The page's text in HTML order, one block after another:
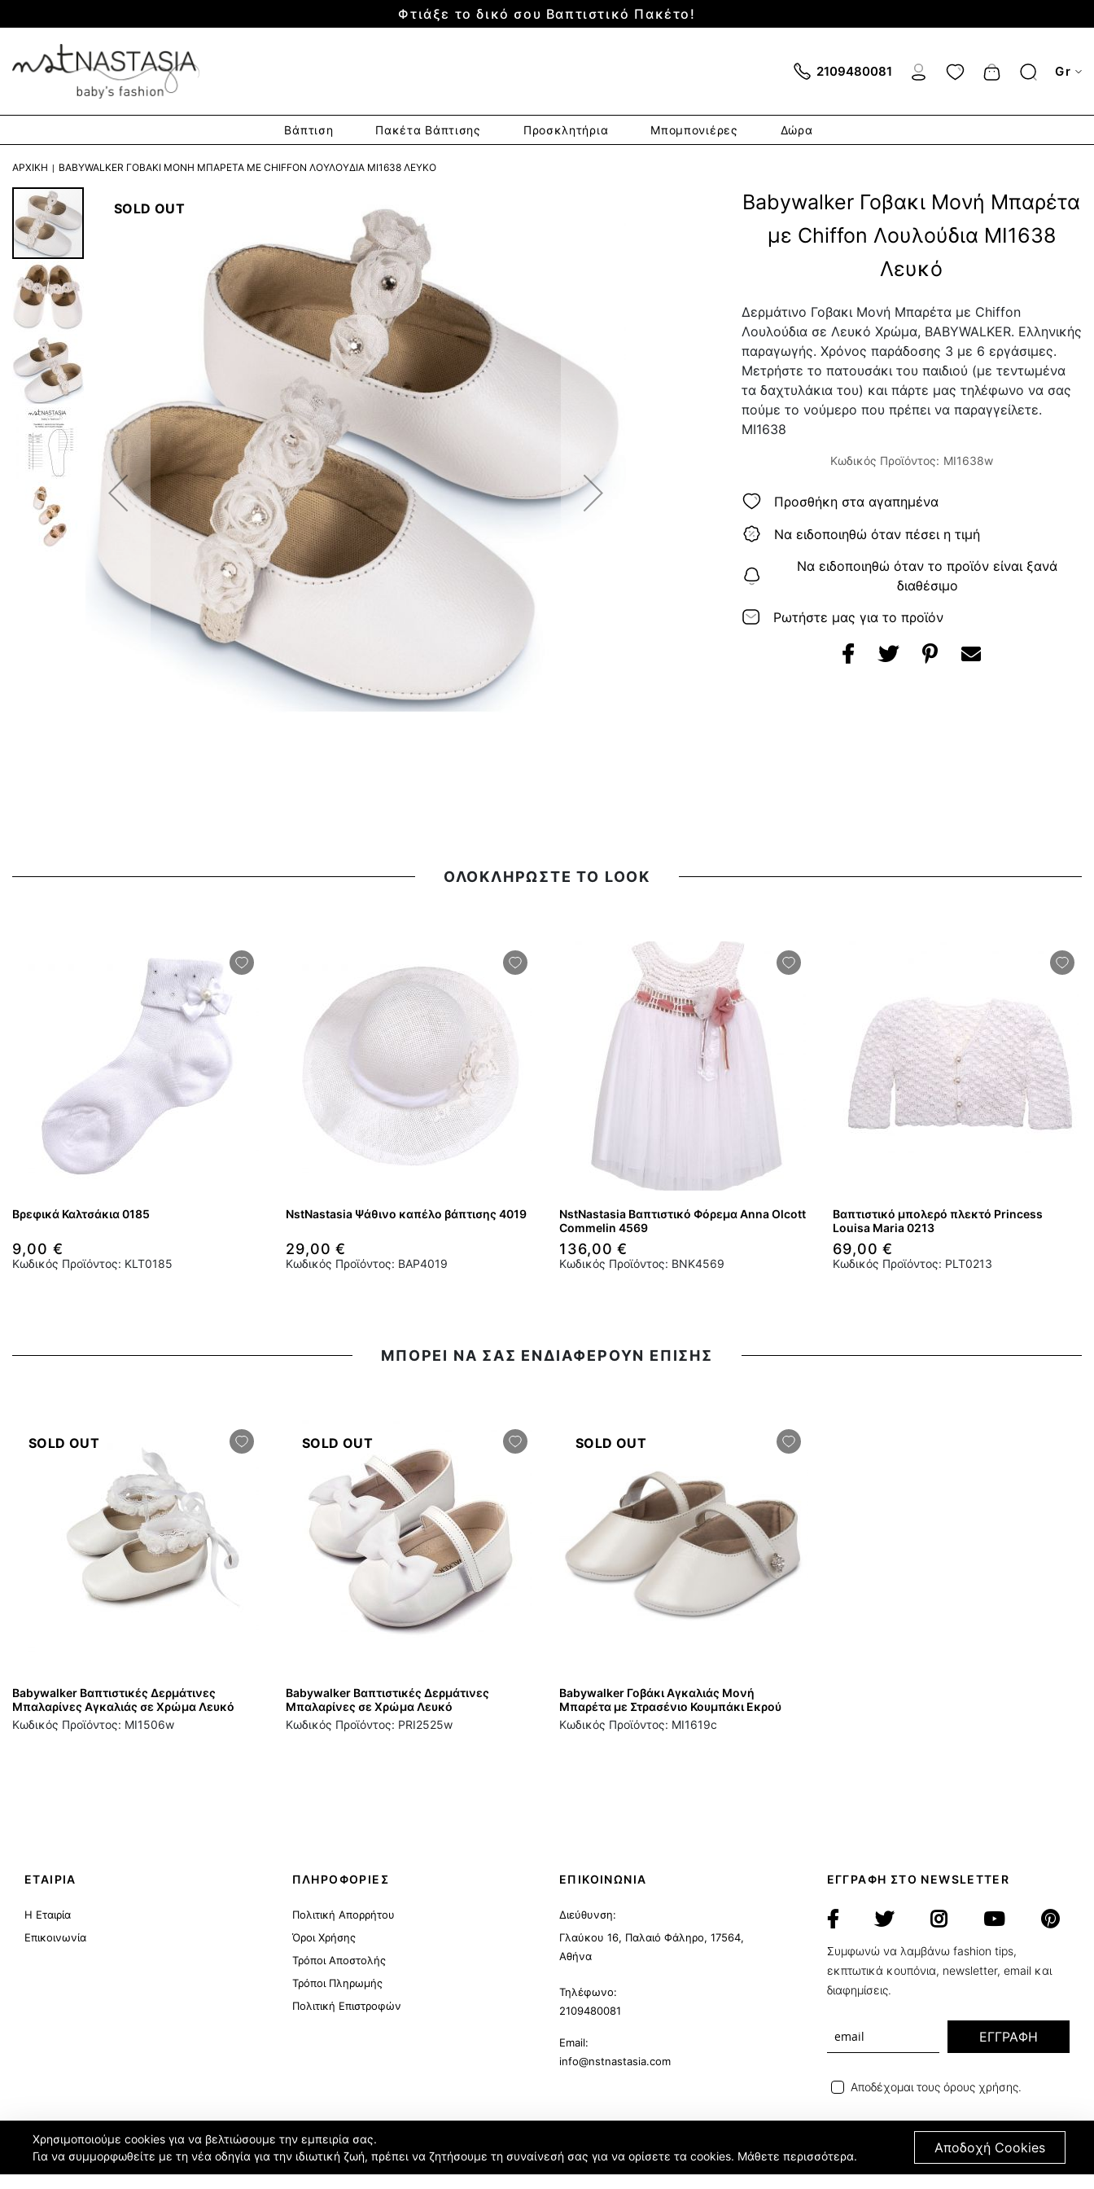
Χρησιμοποιούμε cookies για να βελτιώσουμε την εμπειρία σας.
Για να συμμορφωθείτε με τη νέα οδηγία για την ιδιωτική ζωή, πρέπει να ζητήσουμε τη συναίνεσή σας για να ορίσετε τα cookies. Μάθετε περισσότερα.
Αποδοχή Cookies
Φτιάξε το δικό σου Βαπτιστικό Πακέτο!
2109480081 Cart Gr
Βάπτιση Πακέτα Βάπτισης Προσκλητήρια Μπομπονιέρες Δώρα
ΑΡΧΙΚΉ BABYWALKER ΓΟΒΑΚΙ ΜΟΝΉ ΜΠΑΡΈΤΑ ΜΕ CHIFFON ΛΟΥΛΟΎΔΙΑ MI1638 ΛΕΥΚΌ
SOLD OUT
Babywalker Γοβακι Μονή Μπαρέτα
με Chiffon Λουλούδια MI1638
Λευκό
Δερμάτινο Γοβακι Μονή Μπαρέτα με Chiffon
Λουλούδια σε Λευκό Χρώμα, BABYWALKER. Ελληνικής
παραγωγής. Χρόνος παράδοσης 3 με 6 εργάσιμες.
Μετρήστε το πατουσάκι του παιδιού (με τεντωμένα
τα δαχτυλάκια του) και πάρτε μας τηλέφωνο να σας
πούμε το νούμερο που πρέπει να παραγγείλετε.
MI1638
Κωδικός Προϊόντος: MI1638w
Προσθήκη στα αγαπημένα
Να ειδοποιηθώ όταν πέσει η τιμή
Να ειδοποιηθώ όταν το προϊόν είναι ξανά
διαθέσιμο
Ρωτήστε μας για το προϊόν
ΟΛΟΚΛΗΡΩΣΤΕ ΤΟ LOOK
Βρεφικά Καλτσάκια 0185
9,00 €
Κωδικός Προϊόντος: KLT0185
NstNastasia Ψάθινο καπέλο βάπτισης 4019
29,00 €
Κωδικός Προϊόντος: BAP4019
NstNastasia Βαπτιστικό Φόρεμα Anna Olcott
Commelin 4569
136,00 €
Κωδικός Προϊόντος: BNK4569
Βαπτιστικό μπολερό πλεκτό Princess
Louisa Maria 0213
69,00 €
Κωδικός Προϊόντος: PLT0213
ΜΠΟΡΕΙ ΝΑ ΣΑΣ ΕΝΔΙΑΦΕΡΟΥΝ ΕΠΙΣΗΣ
SOLD OUT
Babywalker Βαπτιστικές Δερμάτινες
Μπαλαρίνες Αγκαλιάς σε Χρώμα Λευκό
Κωδικός Προϊόντος: MI1506w
SOLD OUT
Babywalker Βαπτιστικές Δερμάτινες
Μπαλαρίνες σε Χρώμα Λευκό
Κωδικός Προϊόντος: PRI2525w
SOLD OUT
Babywalker Γοβάκι Αγκαλιάς Μονή
Μπαρέτα με Στρασένιο Κουμπάκι Εκρού
Κωδικός Προϊόντος: MI1619c
ΕΤΑΙΡΙΑ
Η Εταιρία
Επικοινωνία
ΠΛΗΡΟΦΟΡΙΕΣ
Πολιτική Απορρήτου
Όροι Χρήσης
Τρόποι Αποστολής
Τρόποι Πληρωμής
Πολιτική Επιστροφών
ΕΠΙΚΟΙΝΩΝΙΑ
Διεύθυνση:
Γλαύκου 16, Παλαιό Φάληρο, 17564,
Αθήνα
Τηλέφωνο:
2109480081
Email:
info@nstnastasia.com
ΕΓΓΡΑΦΗ ΣΤΟ NEWSLETTER
Συμφωνώ να λαμβάνω fashion tips,
εκπτωτικά κουπόνια, newsletter, email και
διαφημίσεις.
ΕΓΓΡΑΦΗ
Αποδέχομαι τους όρους χρήσης.